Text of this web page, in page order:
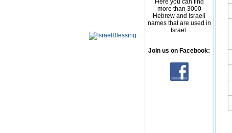
Here you can find
more than 3000
Hebrew and Israeli
names that are used in
Israel.
Join us on Facebook: